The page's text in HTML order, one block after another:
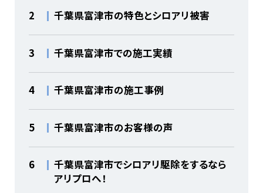
2 千葉県富津市の特色とシロアリ被害
3 千葉県富津市での施工実績
4 千葉県富津市の施工事例
5 千葉県富津市のお客様の声
6
千葉県富津市でシロアリ駆除をするなら
アリプロへ！